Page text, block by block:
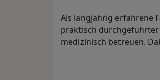
Als langjährig erfahrene
praktisch durchgeführter
medizinisch betreuen.